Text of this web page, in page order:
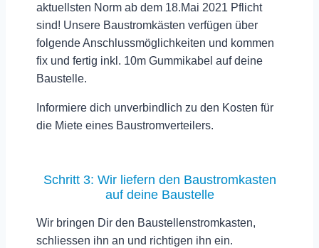
aktuellsten Norm ab dem 18.Mai 2021 Pflicht
sind! Unsere Baustromkästen verfügen über
folgende Anschlussmöglichkeiten und kommen
fix und fertig inkl. 10m Gummikabel auf deine
Baustelle.
Informiere dich unverbindlich zu den Kosten für
die Miete eines Baustromverteilers.
Schritt 3: Wir liefern den Baustromkasten
auf deine Baustelle
Wir bringen Dir den Baustellenstromkasten,
schliessen ihn an und richtigen ihn ein.